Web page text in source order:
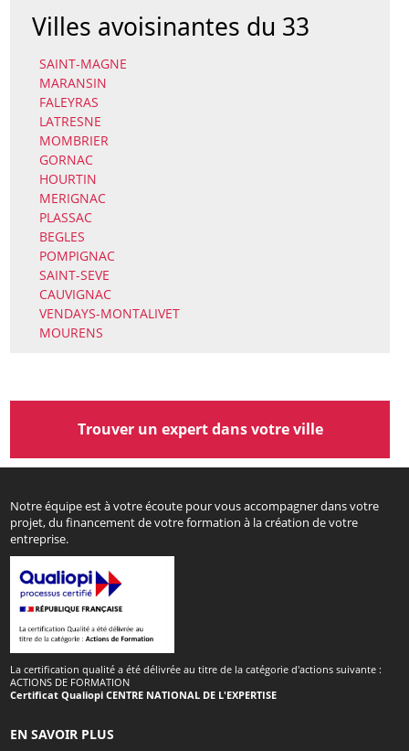
Villes avoisinantes du 33
SAINT-MAGNE
MARANSIN
FALEYRAS
LATRESNE
MOMBRIER
GORNAC
HOURTIN
MERIGNAC
PLASSAC
BEGLES
POMPIGNAC
SAINT-SEVE
CAUVIGNAC
VENDAYS-MONTALIVET
MOURENS
Trouver un expert dans votre ville
Notre équipe est à votre écoute pour vous accompagner dans votre
projet, du financement de votre formation à la création de votre
entreprise.
La certification qualité a été délivrée au titre de la catégorie d'actions suivante :
ACTIONS DE FORMATION
Certificat Qualiopi CENTRE NATIONAL DE L'EXPERTISE
EN SAVOIR PLUS